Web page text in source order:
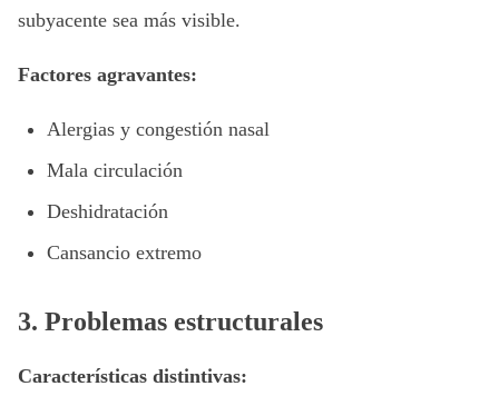
subyacente sea más visible.
Factores agravantes:
Alergias y congestión nasal
Mala circulación
Deshidratación
Cansancio extremo
3. Problemas estructurales
Características distintivas: